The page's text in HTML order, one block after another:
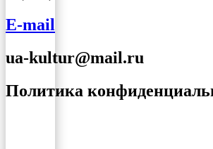
E-mail
ua-kultur@mail.ru
Политика